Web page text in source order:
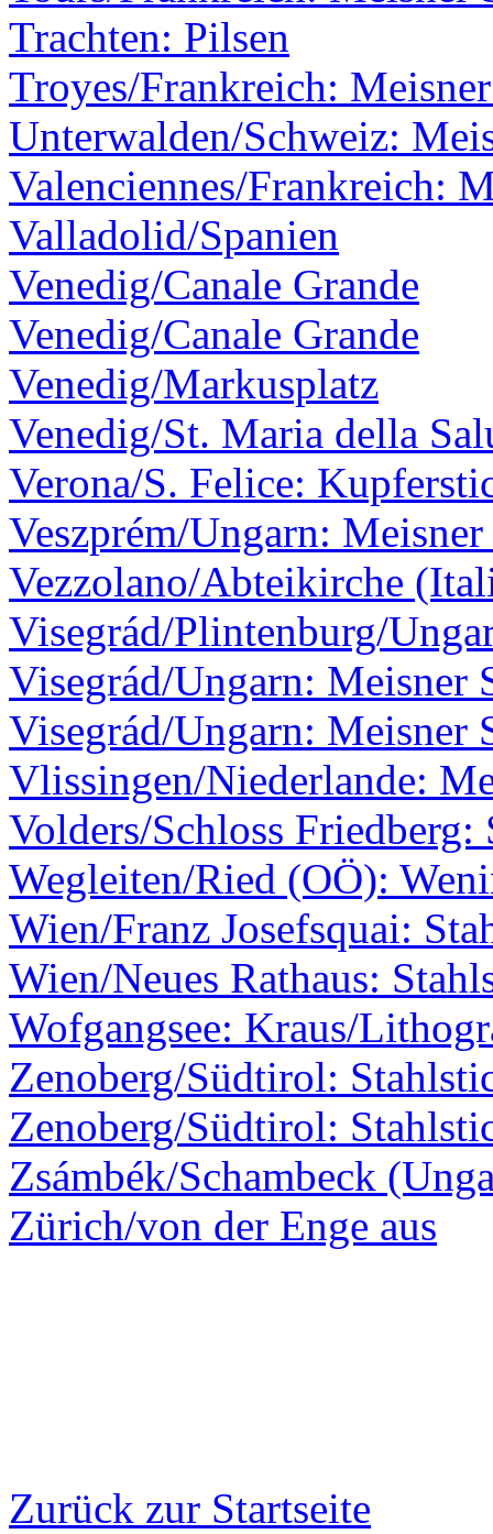
Trachten: Pilsen
Troyes/Frankreich:
Unterwalden/Schweiz:
Valenciennes/Frankreich:
Valladolid/Spanien
Venedig/Canale Grande
Venedig/Canale Grande
Venedig/Markusplatz
Venedig/St. Maria della
Verona/S. Felice:
Veszprém/Ungarn:
Vezzolano/Abteikirche
Visegrád/Plintenburg/
Visegrád/Ungarn: Meisner
Visegrád/Ungarn: Meisner
Vlissingen/Niederlande:
Volders/Schloss Friedberg:
Wegleiten/Ried (OÖ):
Wien/Franz Josefsquai:
Wien/Neues Rathaus:
Wofgangsee: Kraus/
Zenoberg/Südtirol:
Zenoberg/Südtirol:
Zsámbék/Schambeck
Zürich/von der Enge aus
Zurück zur Startseite